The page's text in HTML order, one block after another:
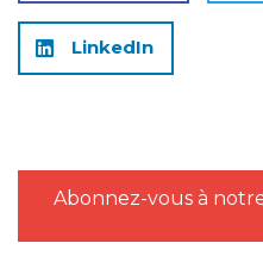
LinkedIn
Abonnez-vous à